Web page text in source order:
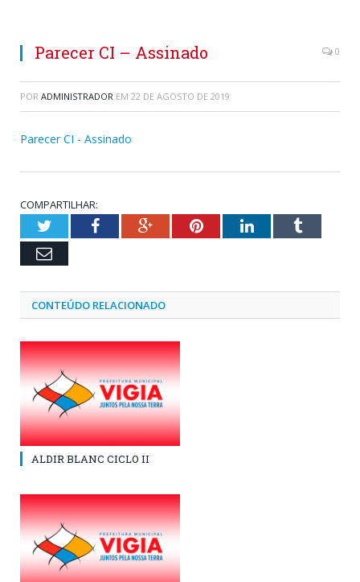
Parecer CI – Assinado 0
POR ADMINISTRADOR EM 22 DE AGOSTO DE 2019
Parecer CI - Assinado
COMPARTILHAR:
TwitterFacebookGoogle+PinterestLinkedInTumblr
Email
CONTEÚDO RELACIONADO
ALDIR BLANC CICLO II